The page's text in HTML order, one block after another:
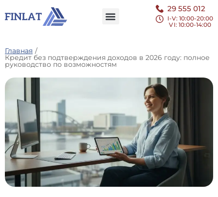
29 555 012
I-V: 10:00-20:00
VI: 10:00-14:00
Главная /
Кредит без подтверждения доходов в 2026 году: полное
руководство по возможностям